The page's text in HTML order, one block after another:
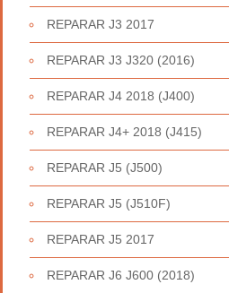
REPARAR J3 2017
REPARAR J3 J320 (2016)
REPARAR J4 2018 (J400)
REPARAR J4+ 2018 (J415)
REPARAR J5 (J500)
REPARAR J5 (J510F)
REPARAR J5 2017
REPARAR J6 J600 (2018)